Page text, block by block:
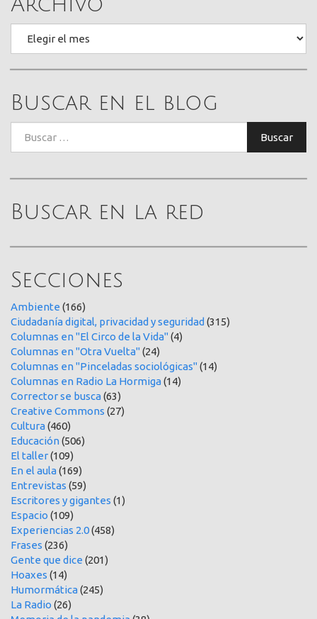
Buscar en el blog
Buscar
Buscar en la red
Secciones
Ambiente (166)
Ciudadanía digital, privacidad y seguridad (315)
Columnas en "El Circo de la Vida"(4)
Columnas en "Otra Vuelta"(24)
Columnas en "Pinceladas sociológicas"(14)
Columnas en Radio La Hormiga(14)
Corrector se busca(63)
Creative Commons (27)
Cultura(460)
Educación(506)
El taller(109)
En el aula(169)
Entrevistas (59)
Escritores y gigantes (1)
Espacio (109)
Experiencias 2.0(458)
Frases (236)
Gente que dice (201)
Hoaxes (14)
Humormática(245)
La Radio (26)